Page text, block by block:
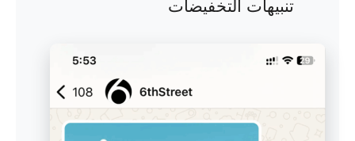
تنبيهات التخفيضات